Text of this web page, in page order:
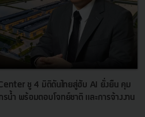
ชู 4 มิติดันไทยสู่ฮับ AI ยั่งยืน คุม
รน้ำ พร้อมตอบโจทย์ชาติ และการจ้างงาน